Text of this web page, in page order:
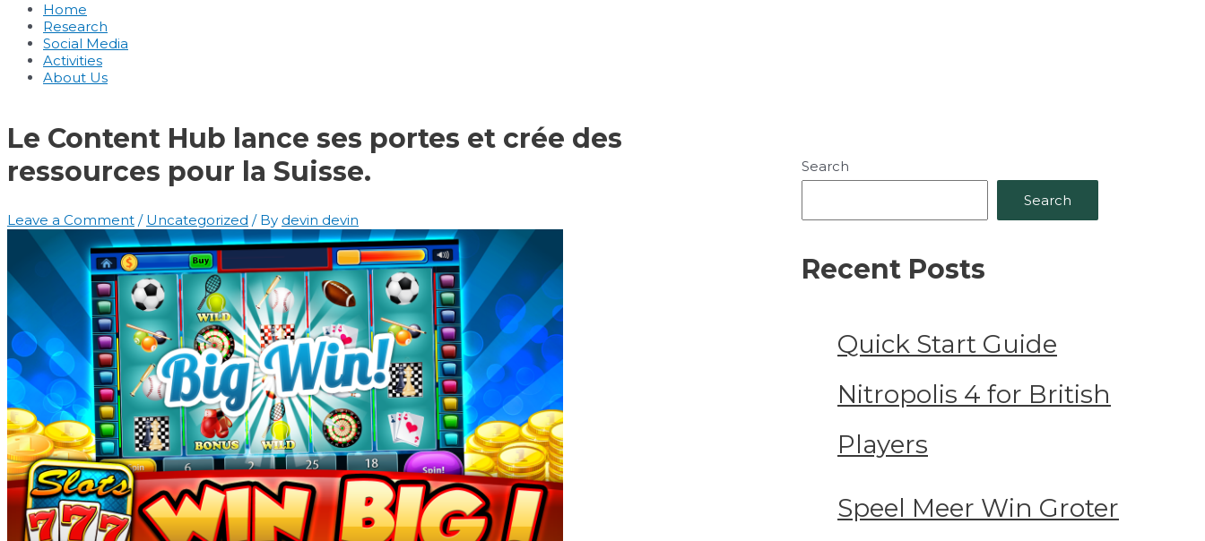
Home
Research
Social Media
Activities
About Us
Le Content Hub lance ses portes et crée des
ressources pour la Suisse.
Leave a Comment / Uncategorized / By devin devin
Search
Search
Recent Posts
Quick Start Guide
Nitropolis 4 for British
Players
Speel Meer Win Groter